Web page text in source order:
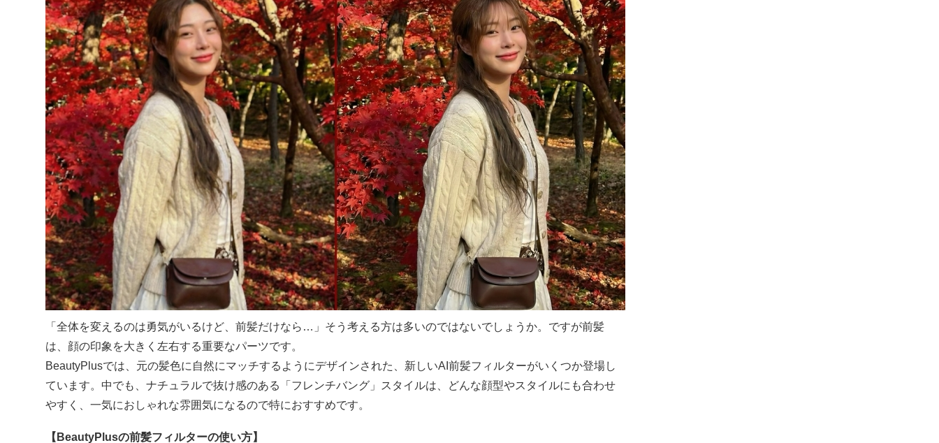
「全体を変えるのは勇気がいるけど、前髪だけなら…」そう考える方は多いのではないでしょうか。ですが前髪
は、顔の印象を大きく左右する重要なパーツです。
BeautyPlusでは、元の髪色に自然にマッチするようにデザインされた、新しいAI前髪フィルターがいくつか登場し
ています。中でも、ナチュラルで抜け感のある「フレンチバング」スタイルは、どんな顔型やスタイルにも合わせ
やすく、一気におしゃれな雰囲気になるので特におすすめです。
【BeautyPlusの前髪フィルターの使い方】